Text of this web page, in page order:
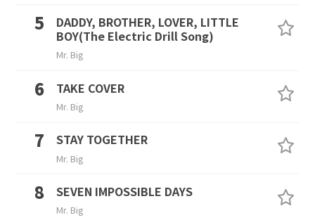
DADDY, BROTHER, LOVER, LITTLE
BOY(The Electric Drill Song)
Mr. Big
TAKE COVER
Mr. Big
STAY TOGETHER
Mr. Big
SEVEN IMPOSSIBLE DAYS
Mr. Big